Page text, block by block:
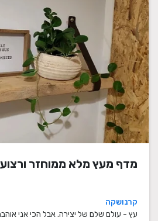
מדף מעץ מלא ממוחזר
קרנושקה
עץ - עולם שלם של יצירה. אבל הכי אני